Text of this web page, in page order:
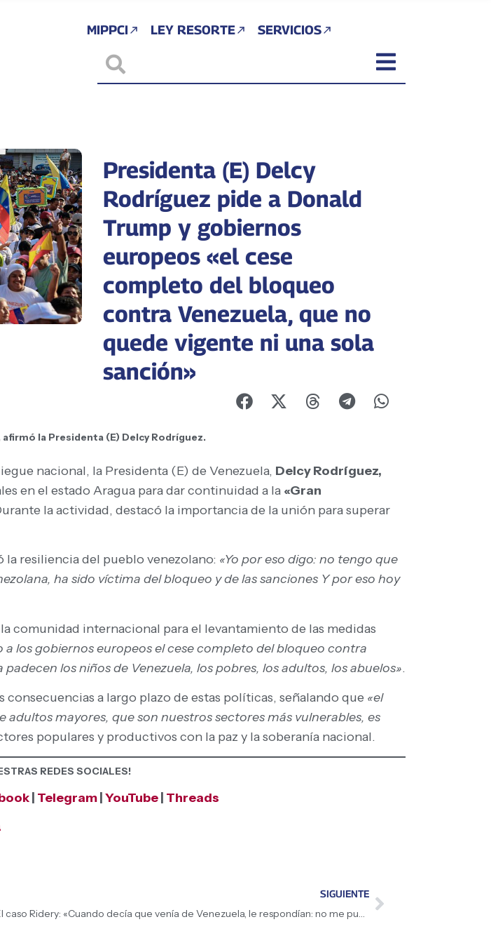
MIPPCI LEY RESORTE SERVICIOS
Presidenta (E) Delcy
Rodríguez pide a Donald
Trump y gobiernos
europeos «el cese
completo del bloqueo
contra Venezuela, que no
quede vigente ni una sola
sanción»
la Presidenta (E) Delcy Rodríguez.
nacional, la Presidenta (E) de Venezuela, Delcy Rodríguez,
en el estado Aragua para dar continuidad a la «Gran
la actividad, destacó la importancia de la unión para superar
resiliencia del pueblo venezolano: «Yo por eso digo: no tengo que
ha sido víctima del bloqueo y de las sanciones Y por eso hoy
comunidad internacional para el levantamiento de las medidas
los gobiernos europeos el cese completo del bloqueo contra
los niños de Venezuela, los pobres, los adultos, los abuelos».
a largo plazo de estas políticas, señalando que «el
mayores, que son nuestros sectores más vulnerables, es
populares y productivos con la paz y la soberanía nacional.
REDES SOCIALES!
Telegram YouTube Threads
SIGUIENTE
El caso Ridery: «Cuando decía que venía de Venezuela, le respondían: no me puedo tomar una foto contigo por las sanciones», revela la Presidenta (E) Delcy Rodríguez